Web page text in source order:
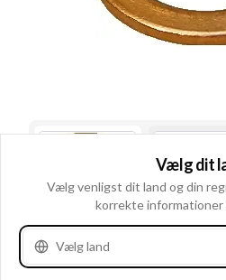
Brugsnummer
Vælg dit
Vælg venligst dit land og din
korrekte informationer
Vælg land